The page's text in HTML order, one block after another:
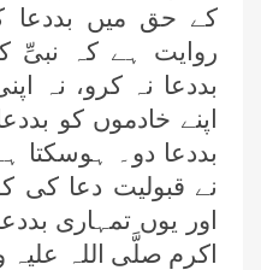
کے حق میں بددعا
روایت ہے کہ نبیِّ
بددعا نہ کرو، نہ
اپنے خادموں کو
بددعا دو۔ ہوسکتا
نے قبولیت دعا کی
اور یوں تمہاری
اکرم صلَّی اللہ علیہ